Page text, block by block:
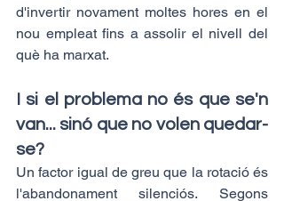
d'invertir novament moltes hores en el
nou empleat fins a assolir el nivell del
què ha marxat.
I si el problema no és que se'n
van... sinó que no volen quedar-
se?
Un factor igual de greu que la rotació és
l'abandonament silenciós. Segons